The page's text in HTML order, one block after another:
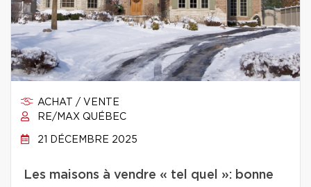
ACHAT / VENTE
RE/MAX QUÉBEC
21 DÉCEMBRE 2025
Les maisons à vendre « tel quel »: bonne